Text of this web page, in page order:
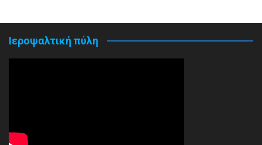
Ιεροψαλτική πύλη